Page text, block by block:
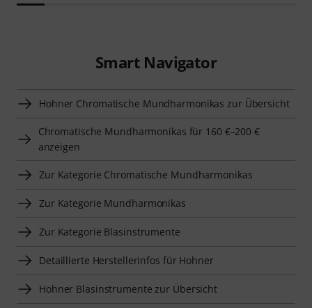
Smart Navigator
Hohner Chromatische Mundharmonikas zur Übersicht
Chromatische Mundharmonikas für 160 €–200 €
anzeigen
Zur Kategorie Chromatische Mundharmonikas
Zur Kategorie Mundharmonikas
Zur Kategorie Blasinstrumente
Detaillierte Herstellerinfos für Hohner
Hohner Blasinstrumente zur Übersicht